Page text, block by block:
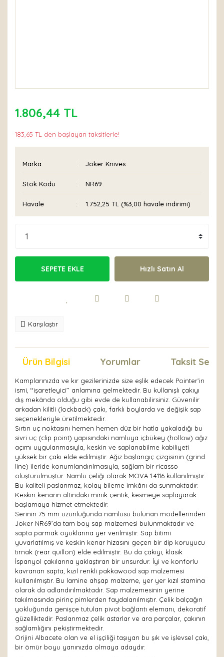
1.806,44 TL
183,65 TL den başlayan taksitlerle!
Marka Joker Knives
Stok Kodu NR69
Havale 1.752,25 TL (%3,00 havale indirimi)
SEPETE EKLE Hızlı Satın Al
Karşılaştır
Ürün Bilgisi Yorumlar Taksit
Kamplarınızda ve kır gezilerinizde size eşlik edecek Pointer’in
ismi, ‘‘işaretleyici’’ anlamına gelmektedir. Bu kullanışlı çakıyı
dış mekânda olduğu gibi evde de kullanabilirsiniz. Güvenilir
arkadan kilitli (lockback) çakı, farklı boylarda ve değişik sap
seçenekleriyle üretilmektedir.
Sırtın uç noktasını hemen hemen düz bir hatla yakaladığı bu
sivri uç (clip point) yapısındaki namluya içbükey (hollow) ağız
açımı uygulanmasıyla, keskin ve saplanabilme kabiliyeti
yüksek bir çakı elde edilmiştir. Ağız başlangıç çizgisinin (grind
line) ileride konumlandırılmasıyla, sağlam bir ricasso
oluşturulmuştur. Namlu çeliği olarak MOVA 1.4116 kullanılmıştır.
Bu kaliteli paslanmaz, kolay bileme imkânı da sunmaktadır.
Keskin kenarın altındaki minik çentik, kesmeye saplayarak
başlamaya hizmet etmektedir.
Serinin 75 mm uzunluğunda namlusu bulunan modellerinden
Joker NR69’da tam boy sap malzemesi bulunmaktadır ve
sapta parmak oyuklarına yer verilmiştir. Sap bitimi
yuvarlatılmış ve keskin kenar hizasını geçen bir dip koruyucu
tırnak (rear quillon) elde edilmiştir. Bu da çakıyı, klasik
İspanyol çakılarına yaklaştıran bir unsurdur. İyi ve konforlu
kavranan sapta, kızıl renkli pakkawood sap malzemesi
kullanılmıştır. Bu lamine ahşap malzeme, yer yer kızıl stamina
olarak da adlandırılmaktadır. Sap malzemesinin yerine
takılmasında pirinç pimlerden faydalanılmıştır. Çelik balçağın
yokluğunda genişçe tutulan pivot bağlantı elemanı, dekoratif
güzelliktedir. Paslanmaz çelik astarlar ve ara parçalar, çakının
sağlamlığını pekiştirmektedir.
Orijini Albacete olan ve el işçiliği taşıyan bu şık ve işlevsel çakı,
bir ömür boyu yanınızda olmaya adaydır.